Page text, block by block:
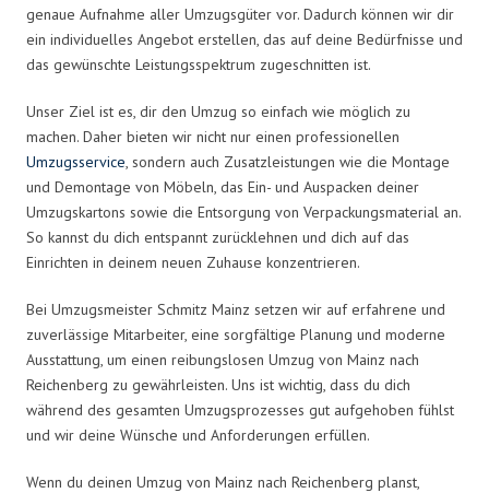
genaue Aufnahme aller Umzugsgüter vor. Dadurch können wir dir
ein individuelles Angebot erstellen, das auf deine Bedürfnisse und
das gewünschte Leistungsspektrum zugeschnitten ist.
Unser Ziel ist es, dir den Umzug so einfach wie möglich zu
machen. Daher bieten wir nicht nur einen professionellen
Umzugsservice, sondern auch Zusatzleistungen wie die Montage
und Demontage von Möbeln, das Ein- und Auspacken deiner
Umzugskartons sowie die Entsorgung von Verpackungsmaterial an.
So kannst du dich entspannt zurücklehnen und dich auf das
Einrichten in deinem neuen Zuhause konzentrieren.
Bei Umzugsmeister Schmitz Mainz setzen wir auf erfahrene und
zuverlässige Mitarbeiter, eine sorgfältige Planung und moderne
Ausstattung, um einen reibungslosen Umzug von Mainz nach
Reichenberg zu gewährleisten. Uns ist wichtig, dass du dich
während des gesamten Umzugsprozesses gut aufgehoben fühlst
und wir deine Wünsche und Anforderungen erfüllen.
Wenn du deinen Umzug von Mainz nach Reichenberg planst,